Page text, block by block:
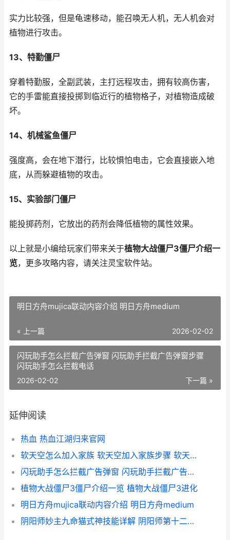
实力比较强，但是龟速移动，能召唤无人机，无人机会对
植物进行攻击。
13、特勤僵尸
穿着特勤服，全副武装，主打远程攻击，拥有较高伤害，
它的手雷能直接投掷到临近行的植物格子，对植物造成破
坏。
14、机械鲨鱼僵尸
强度高，会在地下潜行，比较惧怕电击，它会直接嵌入地
底，从而躲避植物的攻击。
15、实验部门僵尸
能投掷药剂，它放出的药剂会降低植物的属性效果。
以上就是小编给玩家们带来关于植物大战僵尸3僵尸介绍一
览，更多攻略内容，请关注灵宝软件站。
明日方舟mujica联动内容介绍 明日方舟medium
« 上一篇 2026-02-02
闪玩助手怎么拦截广告弹窗 闪玩助手拦截广告弹窗步骤
闪玩助手怎么拦截电话
下一篇 »
2026-02-02
延伸阅读
热血 热血江湖归来官网
软天空怎么加入家族 软天空加入家族步骤 软天空怎么登陆
闪玩助手怎么拦截广告弹窗 闪玩助手拦截广告弹窗步骤 闪玩助手怎么拦截电话
植物大战僵尸3僵尸介绍一览 植物大战僵尸3进化
明日方舟mujica联动内容介绍 明日方舟medium
阴阳师妙主九命猫式神技能详解 阴阳师第十二章九命猫